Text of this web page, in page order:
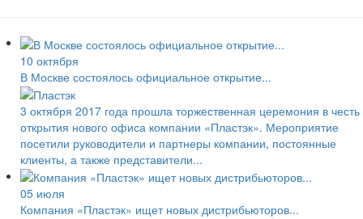
10 октября
В Москве состоялось официальное открытие...
3 октября 2017 года прошла торжественная церемония в честь
открытия нового офиса компании «Пластэк». Мероприятие
посетили руководители и партнеры компании, постоянные
клиенты, а также представители...
05 июля
Компания «Пластэк» ищет новых дистрибьюторов...